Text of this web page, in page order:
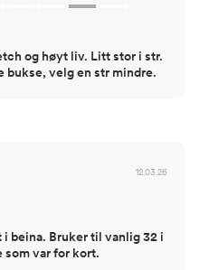
og høyt liv. Litt stor i str.
bukse, velg en str mindre.
12.03.26
beina. Bruker til vanlig 32 i
var for kort.